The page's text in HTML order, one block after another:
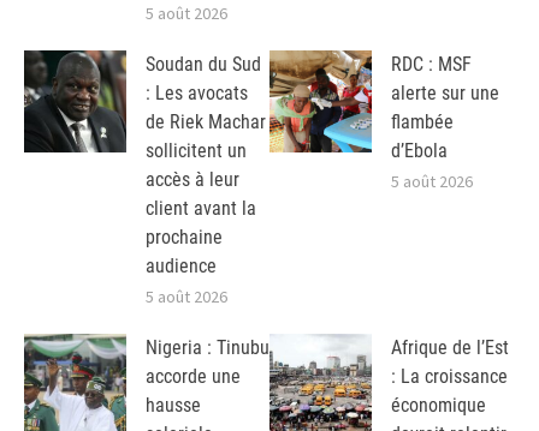
5 août 2026
Soudan du Sud
: Les avocats
de Riek Machar
sollicitent un
accès à leur
client avant la
prochaine
audience
5 août 2026
RDC : MSF
alerte sur une
flambée
d’Ebola
5 août 2026
Nigeria : Tinubu
accorde une
hausse
Afrique de l’Est
: La croissance
économique